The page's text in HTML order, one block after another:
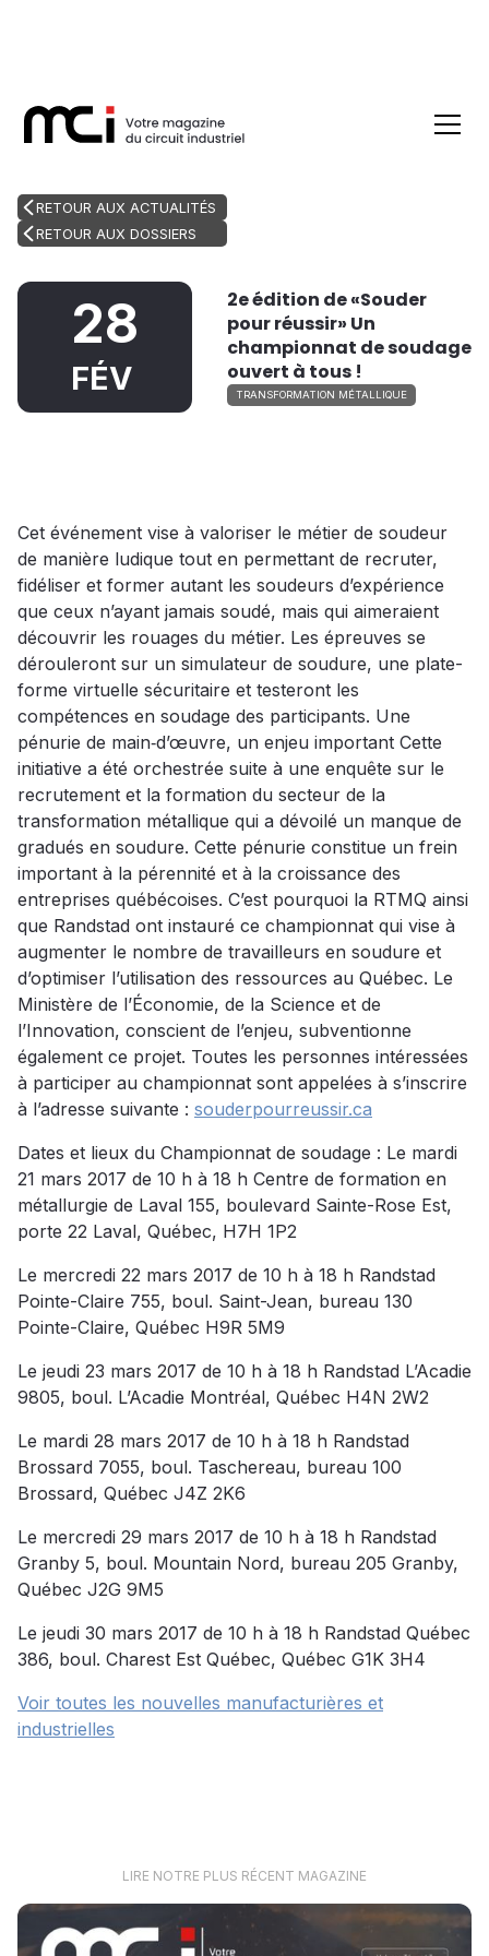
RETOUR AUX ACTUALITÉS
RETOUR AUX DOSSIERS
28
FÉV
2e édition de «Souder
pour réussir» Un
championnat de soudage
ouvert à tous !
TRANSFORMATION MÉTALLIQUE
Cet événement vise à valoriser le métier de soudeur
de manière ludique tout en permettant de recruter,
fidéliser et former autant les soudeurs d’expérience
que ceux n’ayant jamais soudé, mais qui aimeraient
découvrir les rouages du métier. Les épreuves se
dérouleront sur un simulateur de soudure, une plate-
forme virtuelle sécuritaire et testeront les
compétences en soudage des participants. Une
pénurie de main‐d’œuvre, un enjeu important Cette
initiative a été orchestrée suite à une enquête sur le
recrutement et la formation du secteur de la
transformation métallique qui a dévoilé un manque de
gradués en soudure. Cette pénurie constitue un frein
important à la pérennité et à la croissance des
entreprises québécoises. C’est pourquoi la RTMQ ainsi
que Randstad ont instauré ce championnat qui vise à
augmenter le nombre de travailleurs en soudure et
d’optimiser l’utilisation des ressources au Québec. Le
Ministère de l’Économie, de la Science et de
l’Innovation, conscient de l’enjeu, subventionne
également ce projet. Toutes les personnes intéressées
à participer au championnat sont appelées à s’inscrire
à l’adresse suivante : souderpourreussir.ca
Dates et lieux du Championnat de soudage : Le mardi
21 mars 2017 de 10 h à 18 h Centre de formation en
métallurgie de Laval 155, boulevard Sainte-Rose Est,
porte 22 Laval, Québec, H7H 1P2
Le mercredi 22 mars 2017 de 10 h à 18 h Randstad
Pointe-Claire 755, boul. Saint-Jean, bureau 130
Pointe-Claire, Québec H9R 5M9
Le jeudi 23 mars 2017 de 10 h à 18 h Randstad L’Acadie
9805, boul. L’Acadie Montréal, Québec H4N 2W2
Le mardi 28 mars 2017 de 10 h à 18 h Randstad
Brossard 7055, boul. Taschereau, bureau 100
Brossard, Québec J4Z 2K6
Le mercredi 29 mars 2017 de 10 h à 18 h Randstad
Granby 5, boul. Mountain Nord, bureau 205 Granby,
Québec J2G 9M5
Le jeudi 30 mars 2017 de 10 h à 18 h Randstad Québec
386, boul. Charest Est Québec, Québec G1K 3H4
Voir toutes les nouvelles manufacturières et
industrielles
LIRE NOTRE PLUS RÉCENT MAGAZINE